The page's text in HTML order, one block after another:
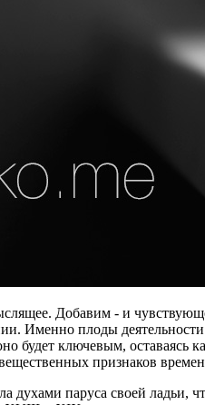
Добавим - и
Именно плоды деятельности
будет ключевым, оставаясь
признаков
духами паруса своей ладьи,